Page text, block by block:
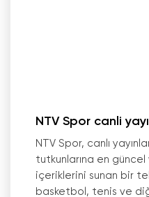
NTV Spor canli
NTV Spor, canlı
tutkunlarına en güncel
içeriklerini sunan bir
basketbol, tenis ve